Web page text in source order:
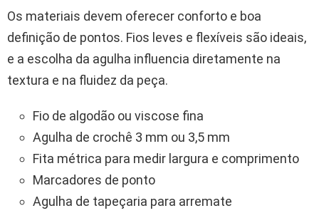
Os materiais devem oferecer conforto e boa
definição de pontos. Fios leves e flexíveis são ideais,
e a escolha da agulha influencia diretamente na
textura e na fluidez da peça.
Fio de algodão ou viscose fina
Agulha de crochê 3 mm ou 3,5 mm
Fita métrica para medir largura e comprimento
Marcadores de ponto
Agulha de tapeçaria para arremate